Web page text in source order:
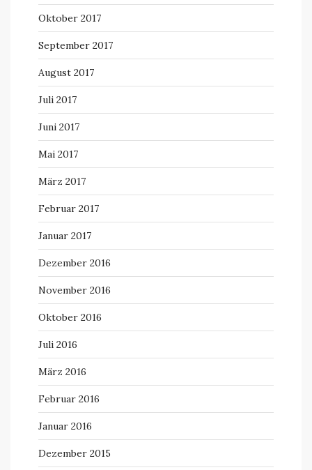
Oktober 2017
September 2017
August 2017
Juli 2017
Juni 2017
Mai 2017
März 2017
Februar 2017
Januar 2017
Dezember 2016
November 2016
Oktober 2016
Juli 2016
März 2016
Februar 2016
Januar 2016
Dezember 2015